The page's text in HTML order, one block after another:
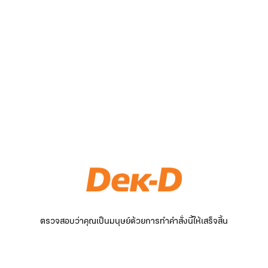
ตรวจสอบว่าคุณเป็นมนุษย์ด้วยการทำคำสั่งนี้ให้เสร็จสิ้น